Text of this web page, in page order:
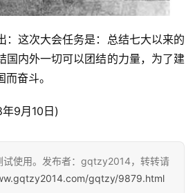
：这次大会任务是：总结七大以来的
国内外一切可以团结的力量，为了建
奋斗。
9月10日)
试使用。发布者：gqtzy2014，转转请
gqtzy/9879.html